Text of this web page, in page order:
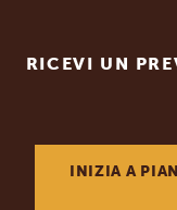
RICEVI UN
INIZIA A